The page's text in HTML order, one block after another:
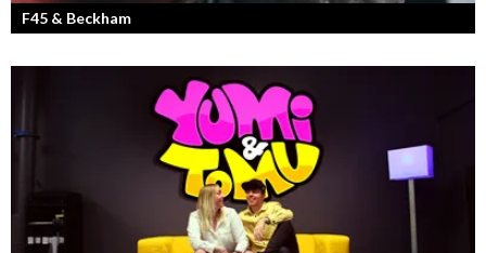
F45 & Beckham
F45 Training med partners som bland annat Mark Wahlberg och
David Beckham i spetsen har nått stora framgångar med sina